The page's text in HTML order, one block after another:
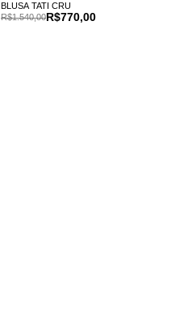
BLUSA TATI CRU
R$770,00
R$1.540,00